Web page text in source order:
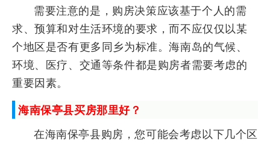
需要注意的是，购房决策应该基于个人的需
求、预算和对生活环境的要求，而不应仅仅以某
个地区是否有更多同乡为标准。海南岛的气候、
环境、医疗、交通等条件都是购房者需要考虑的
重要因素。
海南保亭县买房那里好？
在海南保亭县购房，您可能会考虑以下几个区